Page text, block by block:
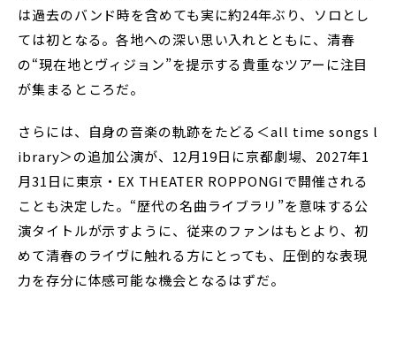
は過去のバンド時を含めても実に約24年ぶり、ソロとし
ては初となる。各地への深い思い入れとともに、清春
の“現在地とヴィジョン”を提示する貴重なツアーに注目
が集まるところだ。
さらには、自身の音楽の軌跡をたどる＜all time songs l
ibrary＞の追加公演が、12月19日に京都劇場、2027年1
月31日に東京・EX THEATER ROPPONGIで開催される
ことも決定した。“歴代の名曲ライブラリ”を意味する公
演タイトルが示すように、従来のファンはもとより、初
めて清春のライヴに触れる方にとっても、圧倒的な表現
力を存分に体感可能な機会となるはずだ。